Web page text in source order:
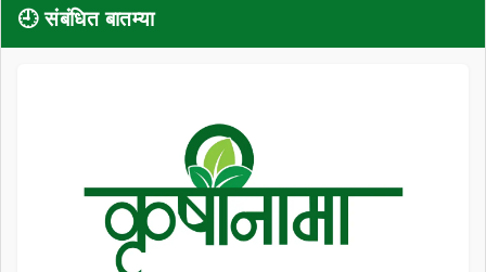
🕘 संबंधित बातम्या